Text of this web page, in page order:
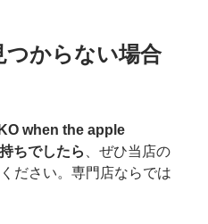
つからない場合
when the apple
ちでしたら 、ぜひ当店の
ださい。専門店ならでは